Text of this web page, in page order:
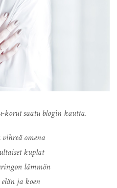
korut saatu blogin kautta.
vihreä omena
kuplat
lämmön
ja koen